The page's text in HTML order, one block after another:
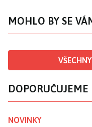
MOHLO BY SE
DOPORUČUJEME
NOVINKY